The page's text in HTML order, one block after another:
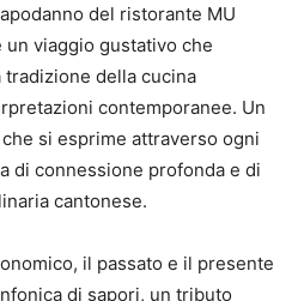
del ristorante MU
viaggio gustativo che
della cucina
contemporanee. Un
si esprime attraverso ogni
di connessione profonda e di
cantonese.
il passato e il presente
di sapori, un tributo